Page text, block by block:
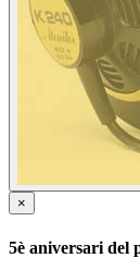
×
5è aniversari del